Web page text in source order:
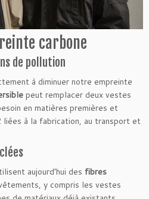
carbone
de pollution
à diminuer notre empreinte
peut remplacer deux vestes
en matières premières et
à la fabrication, au transport et
aujourd’hui des fibres
y compris les vestes